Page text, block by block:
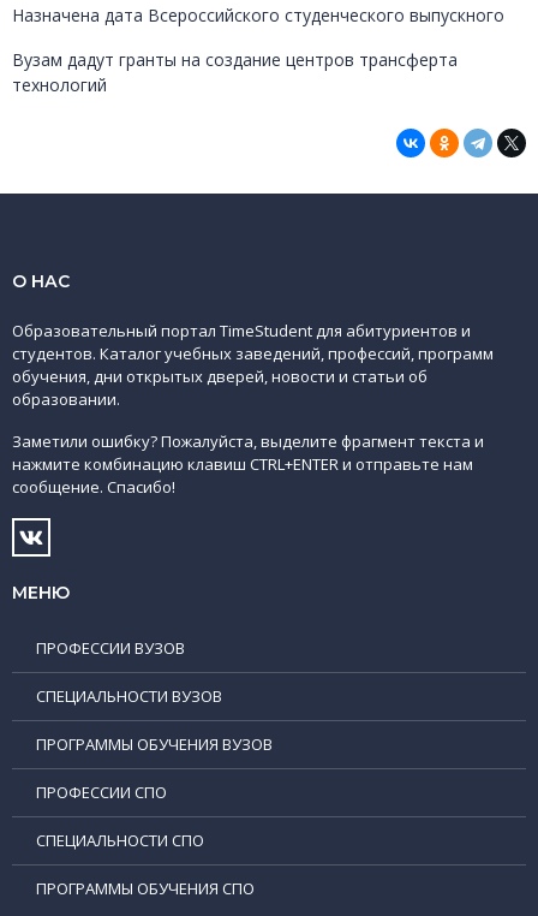
Назначена дата ​​Всероссийского студенческого выпускного
Вузам дадут гранты на создание центров трансферта
технологий
О НАС
Образовательный портал TimeStudent для абитуриентов и
студентов. Каталог учебных заведений, профессий, программ
обучения, дни открытых дверей, новости и статьи об
образовании.
Заметили ошибку? Пожалуйста, выделите фрагмент текста и
нажмите комбинацию клавиш CTRL+ENTER и отправьте нам
сообщение. Спасибо!
МЕНЮ
ПРОФЕССИИ ВУЗОВ
СПЕЦИАЛЬНОСТИ ВУЗОВ
ПРОГРАММЫ ОБУЧЕНИЯ ВУЗОВ
ПРОФЕССИИ СПО
СПЕЦИАЛЬНОСТИ СПО
ПРОГРАММЫ ОБУЧЕНИЯ СПО